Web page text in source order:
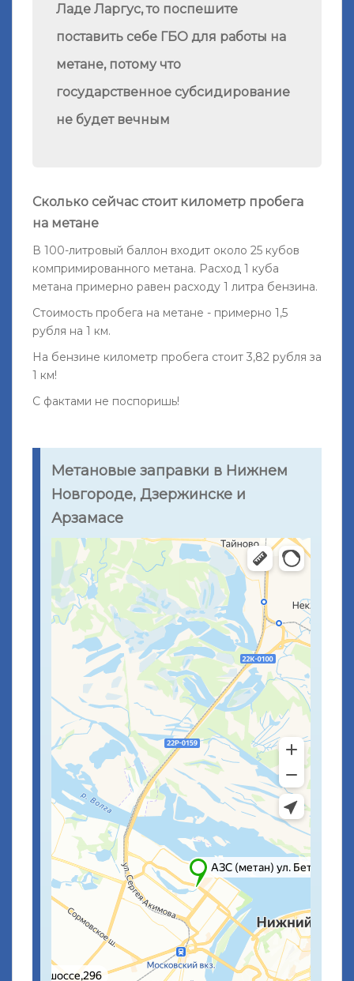
Ладе Ларгус, то поспешите
поставить себе ГБО для работы на
метане, потому что
государственное субсидирование
не будет вечным
Сколько сейчас стоит километр пробега
на метане
В 100-литровый баллон входит около 25 кубов
компримированного метана. Расход 1 куба
метана примерно равен расходу 1 литра бензина.
Стоимость пробега на метане - примерно 1,5
рубля на 1 км.
На бензине километр пробега стоит 3,82 рубля за
1 км!
С фактами не поспоришь!
Метановые заправки в Нижнем
Новгороде, Дзержинске и
Арзамасе